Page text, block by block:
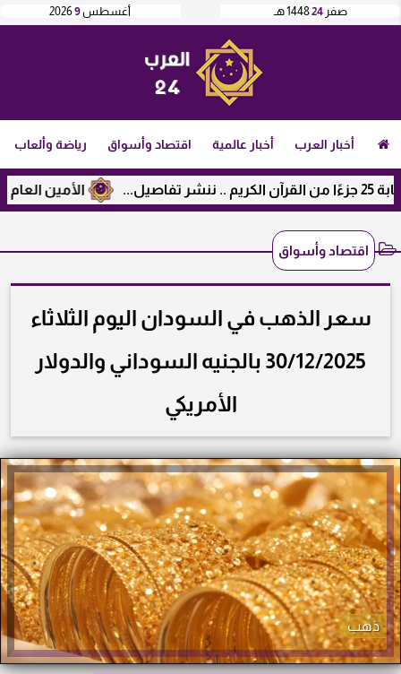
أغسطس9
2026 صفر 241448 هـ
أخبار العرب أخبار عالمية اقتصاد وأسواق رياضة وألعاب
الأمين العام لرابطة
اقتصاد وأسواق
سعر الذهب في السودان اليوم الثلاثاء
30/12/2025 بالجنيه السوداني والدولار
الأمريكي
ذهب